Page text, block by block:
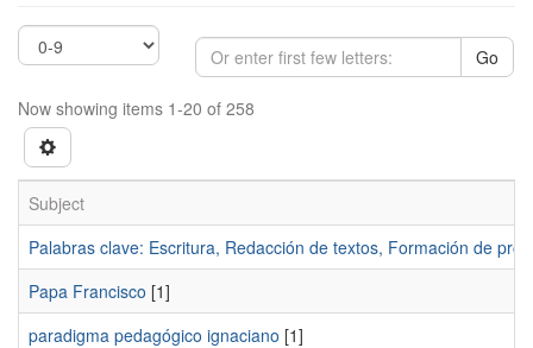
Go
Now showing items 1-20 of 258
Subject
Palabras clave: Escritura, Redacción de textos, Formación de
Papa Francisco [1]
paradigma pedagógico ignaciano [1]